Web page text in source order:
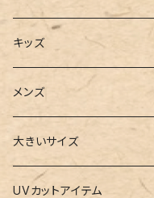
2点セット
3点セット
4点セット
5点セット
ウォレット
カードケース
キーケース
メガネチェーン
ヨガソックス
ヨガグッズ
ヨガマット
キッズ
Girls
水着
バレー
Boys
水着
グッズ
メンズ
大きいサイズ
UVカットアイテム